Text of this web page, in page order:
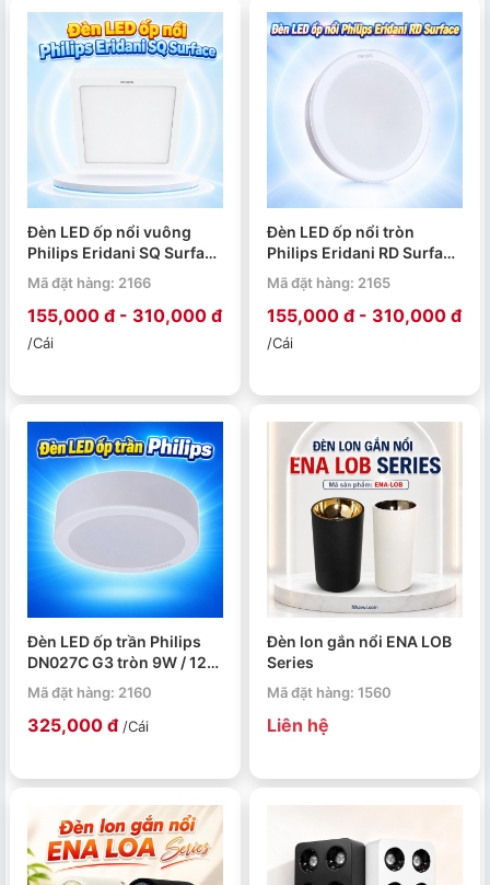
Đèn LED ốp nổi vuông
Philips Eridani SQ Surface
12W / 18W / 24W
Mã đặt hàng: 2166
155,000 đ - 310,000 đ
/Cái
Đèn LED ốp nổi tròn
Philips Eridani RD Surface
12W / 17W / 18W / 22W /
24W
Mã đặt hàng: 2165
155,000 đ - 310,000 đ
/Cái
Đèn LED ốp trần Philips
DN027C G3 tròn 9W / 12W
/ 15W / 19W
Mã đặt hàng: 2160
325,000 đ /Cái
Đèn lon gắn nổi ENA LOB
Series
Mã đặt hàng: 1560
Liên hệ